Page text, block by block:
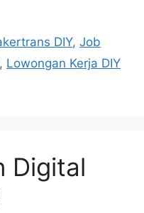
DIY,Job
, Lowongan Kerja DIY
Digital